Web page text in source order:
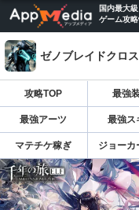
国内最大級
ゲーム攻
ゼノブレイドクロ
攻略TOP 最強
最強アーツ 最強ス
マテチケ稼ぎ ジョーカ